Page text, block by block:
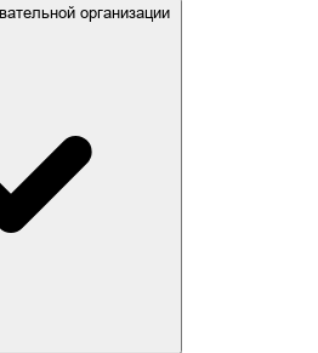
организации